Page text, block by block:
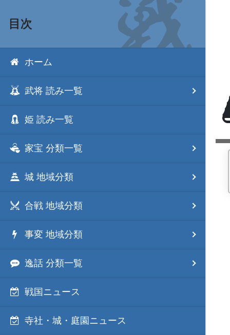
目次
ホーム
武将 読み一覧
姫 読み一覧
家宝 分類一覧
城 地域分類
合戦 地域分類
事変 地域分類
逸話 分類一覧
戦国ニュース
寺社・城・庭園ニュース